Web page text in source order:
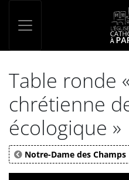
Table ronde
chrétienne
écologique »
Notre-Dame des Champs
Panneau de gestion des